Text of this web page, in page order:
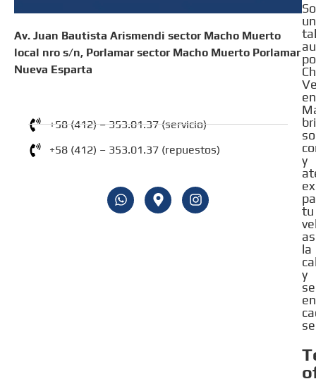
Av. Juan Bautista Arismendi sector Macho Muerto
local nro s/n, Porlamar sector Macho Muerto Porlamar
Nueva Esparta
+58 (412) – 353.01.37 (servicio)​
+58 (412) – 353.01.37 (repuestos)​
un
en
y
tu
la
y
en